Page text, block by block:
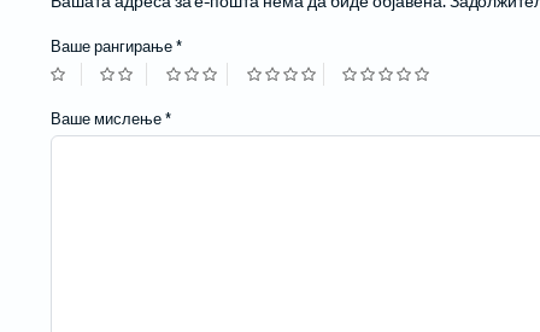
Ваше рангирање *
Ваше мислење *